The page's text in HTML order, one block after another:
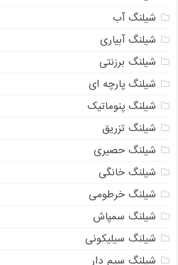
شیلنگ آب
شیلنگ آبیاری
شیلنگ برزنتی
شیلنگ پارچه ای
شیلنگ پنوماتیک
شیلنگ تزریق
شیلنگ حصیری
شیلنگ خانگی
شیلنگ خرطومی
شیلنگ سمپاش
شیلنگ سیلیکونی
شیلنگ سیم دار